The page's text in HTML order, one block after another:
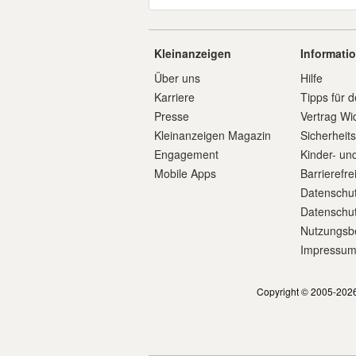
Kleinanzeigen
Über uns
Karriere
Presse
Kleinanzeigen Magazin
Engagement
Mobile Apps
Hilfe
Tipps für
Vertrag
Kinder-
Impressum
Copyright © 2005-